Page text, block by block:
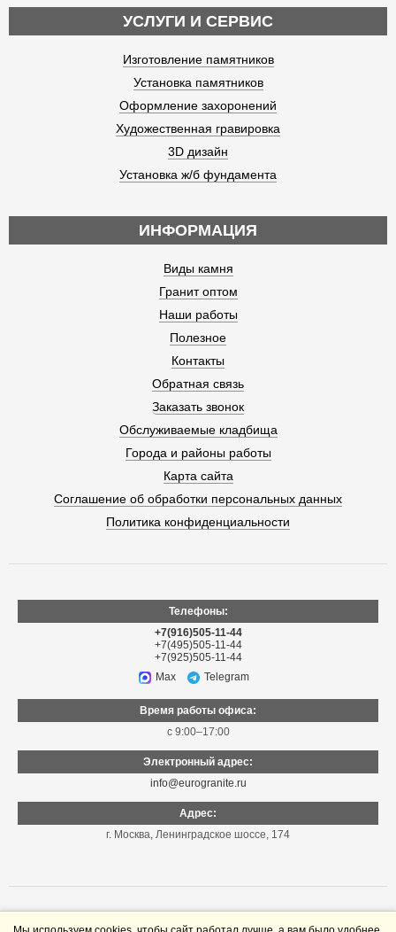
УСЛУГИ И СЕРВИС
Изготовление памятников
Установка памятников
Оформление захоронений
Художественная гравировка
3D дизайн
Установка ж/б фундамента
ИНФОРМАЦИЯ
Виды камня
Гранит оптом
Наши работы
Полезное
Контакты
Обратная связь
Заказать звонок
Обслуживаемые кладбища
Города и районы работы
Карта сайта
Соглашение об обработки персональных данных
Политика конфиденциальности
Телефоны:
+7(916)505-11-44
+7(495)505-11-44
+7(925)505-11-44
Max
Telegram
Время работы офиса:
с 9:00–17:00
Электронный адрес:
info@eurogranite.ru
Адрес:
г. Москва, Ленинградское шоссе, 174